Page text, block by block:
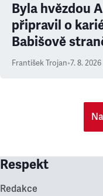
Byla hvězdou
připravil o
Babišově
František Trojan•7. 8. 2026
Respekt
Redakce